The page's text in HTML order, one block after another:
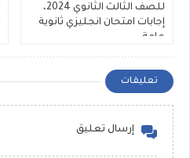
للصف الثالث الثانوي 2024،
إجابات امتحان انجليزي ثانوية
عامة
تعليقات
إرسال تعليق